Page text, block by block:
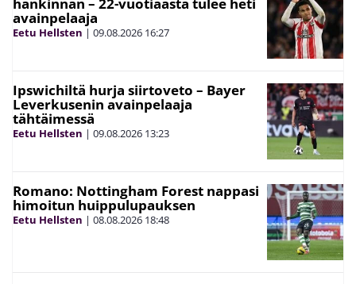
hankinnan – 22-vuotiaasta tulee heti
avainpelaaja
Eetu Hellsten | 09.08.2026 16:27
Ipswichiltä hurja siirtoveto – Bayer
Leverkusenin avainpelaaja
tähtäimessä
Eetu Hellsten | 09.08.2026 13:23
Romano: Nottingham Forest nappasi
himoitun huippulupauksen
Eetu Hellsten | 08.08.2026 18:48